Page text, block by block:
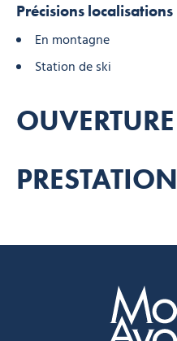
Précisions localisations
En montagne
Station de ski
OUVERTURE